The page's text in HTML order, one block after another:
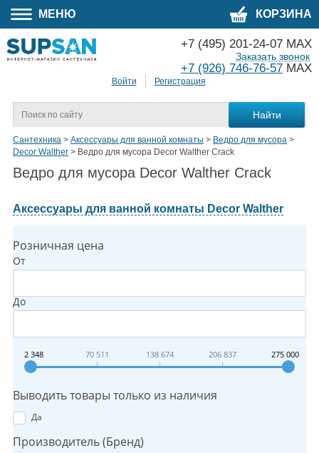
МЕНЮ КОРЗИНА
Войти Регистрация
+7 (495) 201-24-07 MAX
+7 (926) 746-76-57 MAX
Заказать звонок
Сантехника > Аксессуары для ванной комнаты > Ведро для мусора >
Decor Walther > Ведро для мусора Decor Walther Crack
Ведро для мусора Decor Walther Crack
Аксессуары для ванной комнаты Decor Walther
Розничная цена
От
До
2 348 70 511 138 674 206 837 275 000
Выводить товары только из наличия
Да
Производитель (Бренд)